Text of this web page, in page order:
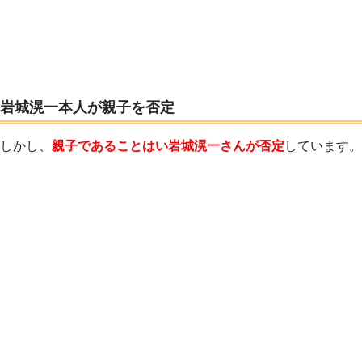
岩城滉一本人が親子を否定
しかし、 親子であることはい岩城滉一さんが否定 しています。